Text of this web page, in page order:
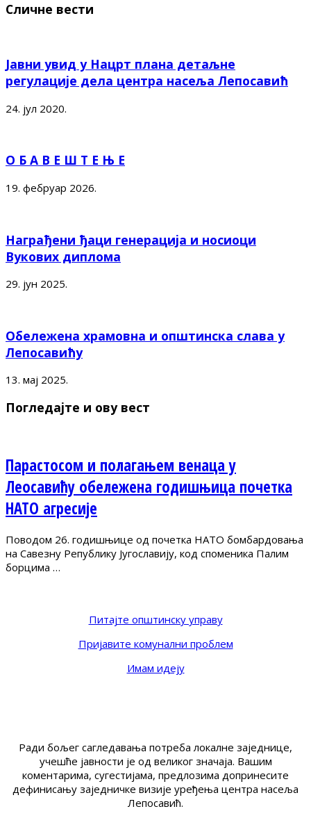
Сличне вести
Јавни увид у Нацрт плана детаљне
регулације дела центра насеља Лепосавић
24. јул 2020.
О Б А В Е Ш Т Е Њ Е
19. фебруар 2026.
Награђени ђаци генерација и носиоци
Вукових диплома
29. јун 2025.
Обележена храмовна и општинска слава у
Лепосавићу
13. мај 2025.
Погледајте и ову вест
Парастосом и полагањем венаца у
Леосавићу обележена годишњица почетка
НАТО агресије
Поводом 26. годишњице од почетка НАТО бомбардовања
на Савезну Републику Југославију, код споменика Палим
борцима …
Питајте општинску управу
Пријавите комунални проблем
Имам идеју
Ради бољег сагледавања потреба локалне заједнице,
учешће јавности је од великог значаја. Вашим
коментарима, сугестијама, предлозима допринесите
дефинисању заједничке визије уређења центра насеља
Лепосавић.